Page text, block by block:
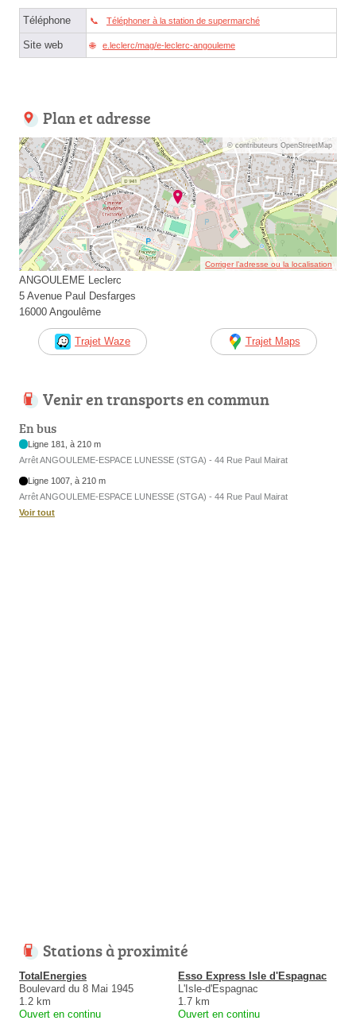
Téléphone Téléphoner à la station de supermarché
Site web e.leclerc/mag/e-leclerc-angouleme
Plan et adresse
© contributeurs OpenStreetMap
Corriger l’adresse ou la localisation
ANGOULEME Leclerc
5 Avenue Paul Desfarges
16000 Angoulême
Trajet Waze Trajet Maps
Venir en transports en commun
En bus
Ligne 181, à 210 m
Arrêt ANGOULEME-ESPACE LUNESSE (STGA) - 44 Rue Paul Mairat
Ligne 1007, à 210 m
Arrêt ANGOULEME-ESPACE LUNESSE (STGA) - 44 Rue Paul Mairat
Voir tout
Stations à proximité
TotalEnergies
Boulevard du 8 Mai 1945
1.2 km
Ouvert en continu
Esso Express Isle d'Espagnac
L'Isle-d'Espagnac
1.7 km
Ouvert en continu